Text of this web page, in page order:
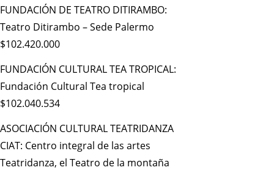
FUNDACIÓN DE TEATRO DITIRAMBO:
Teatro Ditirambo – Sede Palermo
$102.420.000
FUNDACIÓN CULTURAL TEA TROPICAL:
Fundación Cultural Tea tropical
$102.040.534
ASOCIACIÓN CULTURAL TEATRIDANZA
CIAT: Centro integral de las artes
Teatridanza, el Teatro de la montaña